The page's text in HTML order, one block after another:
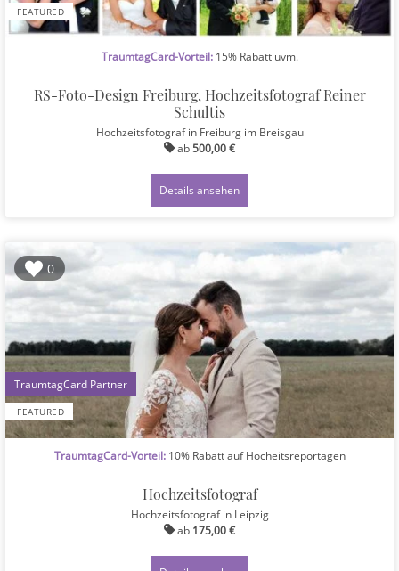
FEATURED
TraumtagCard-Vorteil:15% Rabatt uvm.
RS-Foto-Design Freiburg, Hochzeitsfotograf Reiner
Schultis
Hochzeitsfotografin Freiburg im Breisgau
ab500,00 €
Details ansehen
0
FEATURED
TraumtagCard-Vorteil:10% Rabatt auf Hocheitsreportagen
Hochzeitsfotograf
Hochzeitsfotografin Leipzig
ab 175,00 €